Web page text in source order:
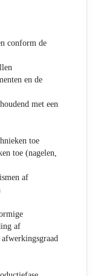
conform de
en de
met een
toe
toe (nagelen,
af
af